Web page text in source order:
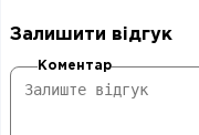
Залишити відгук
Коментар